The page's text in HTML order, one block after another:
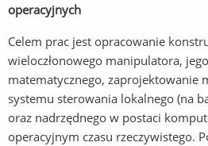
operacyjnych
Celem prac jest opracowanie
wieloczłonowego manipulatora,
matematycznego, zaprojektowanie
systemu sterowania lokalnego (na
oraz nadrzędnego w postaci
operacyjnym czasu rzeczywistego.